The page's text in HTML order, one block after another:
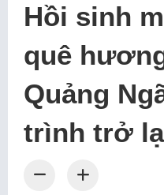
Hồi sinh
quê
Quảng
trình trở